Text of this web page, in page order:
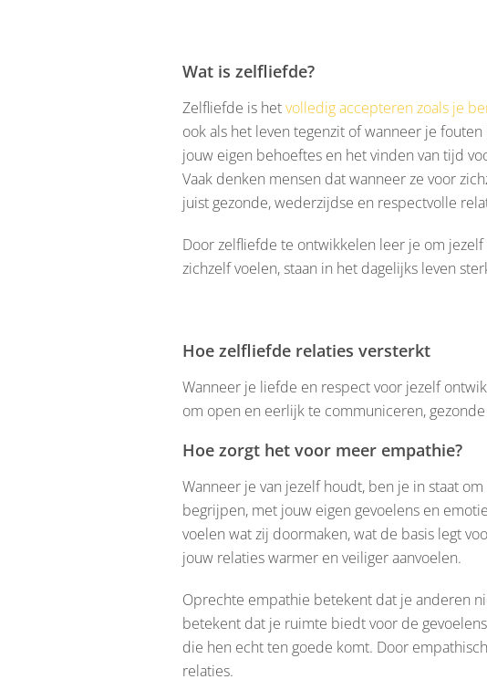
Wat is zelfliefde?
Zelfliefde is hetvolledig accepteren zoals je
ook als het leven tegenzit of wanneer je
jouw eigen behoeftes en het vinden van tijd
Vaak denken mensen dat wanneer ze voor
juist gezonde, wederzijdse en respectvolle
Door zelfliefde te ontwikkelen leer je om
zichzelf voelen, staan in het dagelijks leven
Hoe zelfliefde relaties versterkt
Wanneer je liefde en respect voor jezelf
om open en eerlijk te communiceren,
Hoe zorgt het voor meer empathie?
Wanneer je van jezelf houdt, ben je in staat
begrijpen, met jouw eigen gevoelens en
voelen wat zij doormaken, wat de basis legt
jouw relaties warmer en veiliger aanvoelen.
Oprechte empathie betekent dat je anderen
betekent dat je ruimte biedt voor de
die hen echt ten goede komt. Door
relaties.